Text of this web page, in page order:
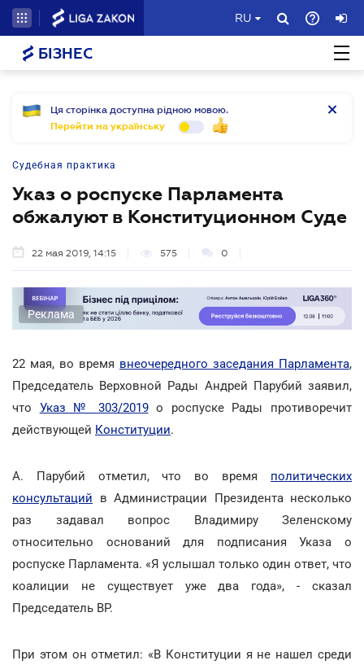
RU
БІЗНЕС
Ця сторінка доступна рідною мовою.
Перейти на українську
Судебная практика
Указ о роспуске Парламента
обжалуют в Конституционном Суде
22 мая 2019, 14:15 575 0
Реклама
22 мая, во время внеочередного заседания Парламента,
Председатель Верховной Рады Андрей Парубий заявил,
что Указ № 303/2019о роспуске Рады противоречит
действующей Конституции.
А. Парубий отметил, что во время политических
консультаций в Администрации Президента несколько
раз задавал вопрос Владимиру Зеленскому
относительно оснований для подписания Указа о
роспуске Парламента. «Я услышал только один ответ, что
коалиции не существует уже два года», - сказал
Председатель ВР.
При этом он отметил: «В Конституции я не нашел среди